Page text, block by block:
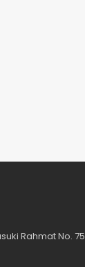
Rahmat No.